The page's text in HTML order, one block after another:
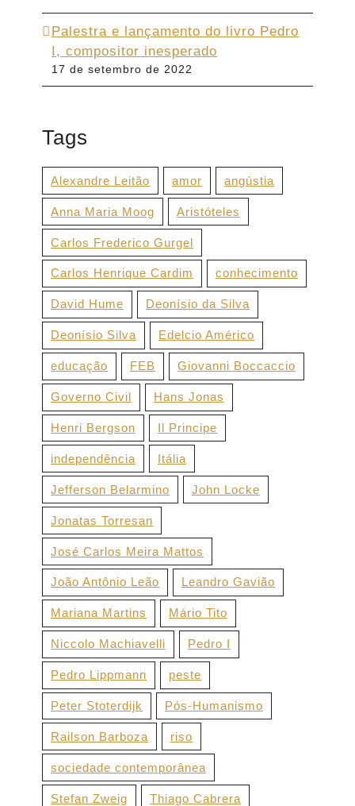
Palestra e lançamento do livro Pedro
I, compositor inesperado
17 de setembro de 2022
Tags
Alexandre Leitão amor angústia
Anna Maria Moog Aristóteles
Carlos Frederico Gurgel
Carlos Henrique Cardim conhecimento
David Hume Deonísio da Silva
Deonísio Silva Edelcio Américo
educação FEB Giovanni Boccaccio
Governo Civil Hans Jonas
Henri Bergson Il Principe
independência Itália
Jefferson Belarmino John Locke
Jonatas Torresan
José Carlos Meira Mattos
João Antônio Leão Leandro Gavião
Mariana Martins Mário Tito
Niccolo Machiavelli Pedro I
Pedro Lippmann peste
Peter Stoterdijk Pós-Humanismo
Railson Barboza riso
sociedade contemporânea
Stefan Zweig Thiago Cabrera